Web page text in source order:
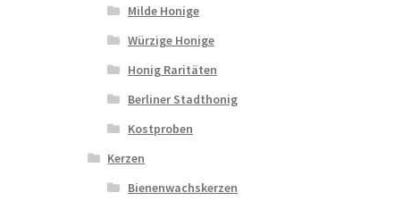
Milde Honige
Würzige Honige
Honig Raritäten
Berliner Stadthonig
Kostproben
Kerzen
Bienenwachskerzen